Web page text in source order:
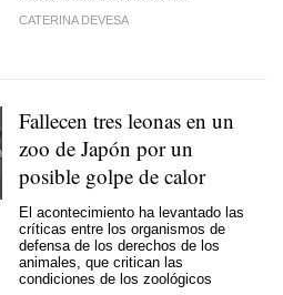
CATERINA DEVESA
Fallecen tres leonas en un
zoo de Japón por un
posible golpe de calor
El acontecimiento ha levantado las
críticas entre los organismos de
defensa de los derechos de los
animales, que critican las
condiciones de los zoológicos